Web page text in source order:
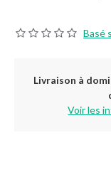
Basé
Livraison à
Voir les